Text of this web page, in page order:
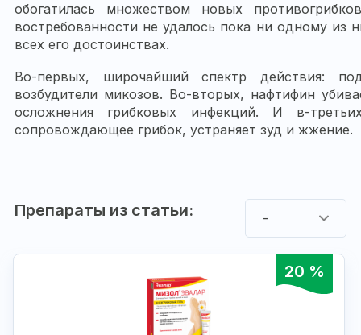
обогатилась множеством новых
востребованности не удалось пока ни одному из
всех его достоинствах.
Во-первых, широчайший спектр действия:
возбудители микозов. Во-вторых, нафтифин
осложнения грибковых инфекций. И в-
сопровождающее грибок, устраняет зуд и жжение.
Препараты из статьи: -
20 %